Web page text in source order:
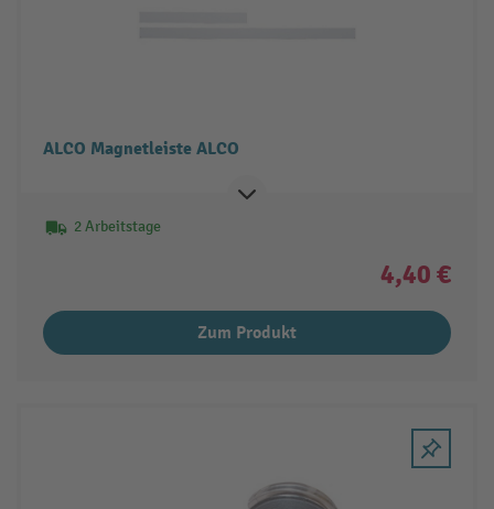
ALCO Magnetleiste ALCO
2 Arbeitstage
4,40 €
Zum Produkt